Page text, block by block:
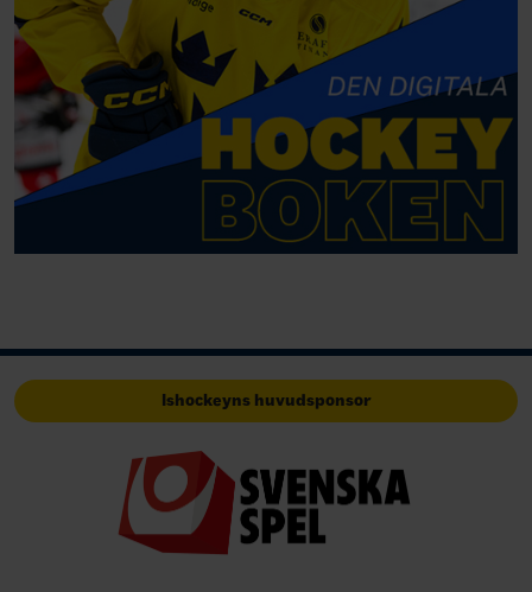
Ishockeyns huvudsponsor